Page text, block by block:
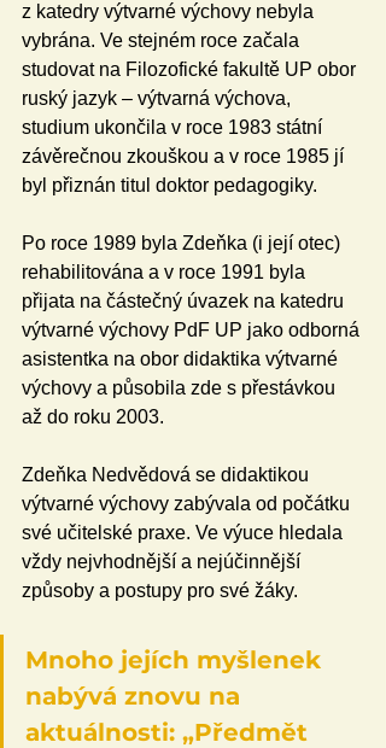
z katedry výtvarné výchovy nebyla
vybrána. Ve stejném roce začala
studovat na Filozofické fakultě UP obor
ruský jazyk – výtvarná výchova,
studium ukončila v roce 1983 státní
závěrečnou zkouškou a v roce 1985 jí
byl přiznán titul doktor pedagogiky.
Po roce 1989 byla Zdeňka (i její otec)
rehabilitována a v roce 1991 byla
přijata na částečný úvazek na katedru
výtvarné výchovy PdF UP jako odborná
asistentka na obor didaktika výtvarné
výchovy a působila zde s přestávkou
až do roku 2003.
Zdeňka Nedvědová se didaktikou
výtvarné výchovy zabývala od počátku
své učitelské praxe. Ve výuce hledala
vždy nejvhodnější a nejúčinnější
způsoby a postupy pro své žáky.
Mnoho jejích myšlenek
nabývá znovu na
aktuálnosti: „Předmět